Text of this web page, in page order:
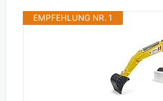
EMPFEHLUNG NR. 1